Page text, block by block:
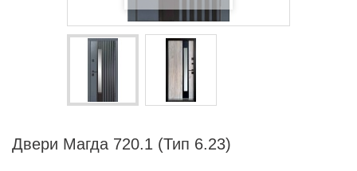
Двери Магда 720.1 (Тип 6.23)